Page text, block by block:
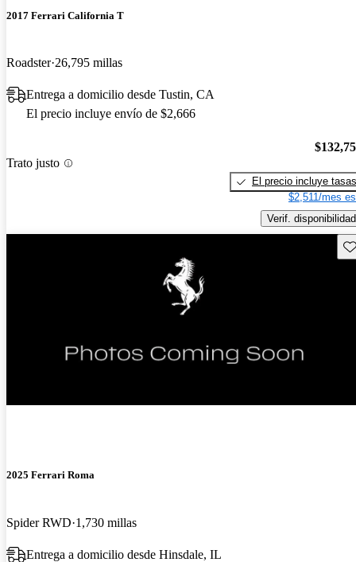
2017 Ferrari California T
Roadster 26,795 millas
Entrega a domicilio desde Tustin, CA
El precio incluye envío de $2,666
Trato justo
El precio incluye tasas
$2,511/mes
Verif. disponibilidad
2025 Ferrari Roma
Spider RWD 1,730 millas
Entrega a domicilio desde Hinsdale, IL